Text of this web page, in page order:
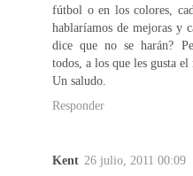
fútbol o en los colores,
hablaríamos de mejoras y
dice que no se harán?
todos, a los que les gusta el
Un saludo.
Responder
Kent 26 julio, 2011 00:09